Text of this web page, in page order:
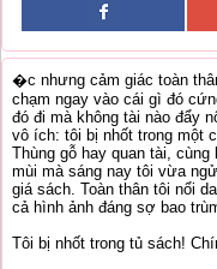
�c nhưng cảm giác toàn
chạm ngay vào cái gì đó
đó đi mà không tài nào đẩy
vô ích: tôi bị nhốt trong một
Thùng gỗ hay quan tài,
mùi mà sáng nay tôi vừa
giá sách. Toàn thân tôi nổi
cả hình ảnh đáng sợ bao
Tôi bị nhốt trong tủ sách!